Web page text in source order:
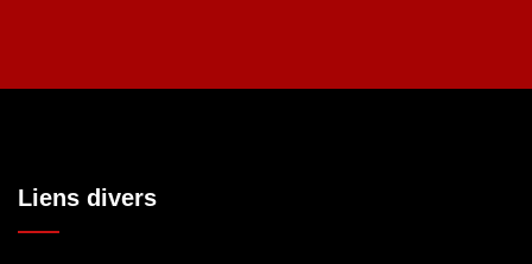
Liens divers